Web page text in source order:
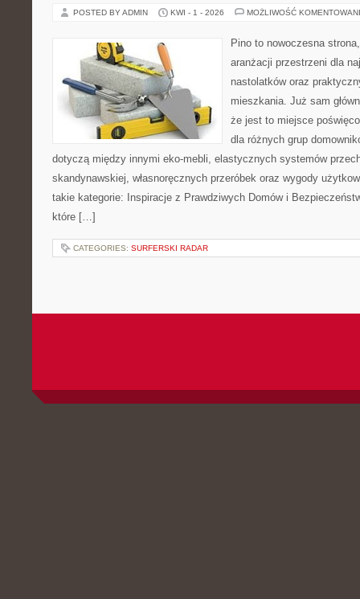
POSTED BY ADMIN KWI - 1 - 2026 MOŻLIWOŚĆ
Pino to nowoczesna
aranżacji przestrzeni dla
nastolatków oraz
mieszkania. Już sam
że jest to miejsce
dla różnych grup
dotyczą między innymi eko-mebli, elastycznych systemów
skandynawskiej, własnoręcznych przeróbek oraz wygody
takie kategorie: Inspiracje z Prawdziwych Domów i
które […]
CATEGORIES: SURFERSKI RADAR